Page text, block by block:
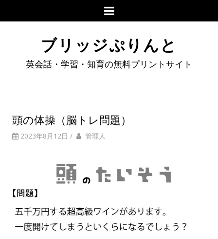
ブリッジぷりんと
英会話・学習・知育の無料プリントサイト
頭の体操（脳トレ問題）
2023年8月12日 / 管理人